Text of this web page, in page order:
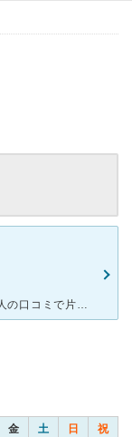
歯科選びに失敗し、歯を痛めていたところ、知人の口コミで片岡歯科医院を知り、受診しました。 レトロでありながら清潔感のある病院で、とても落ち着いた雰囲気です。 受付の方もとても親切で、電話予約の際に
金 土 日 祝